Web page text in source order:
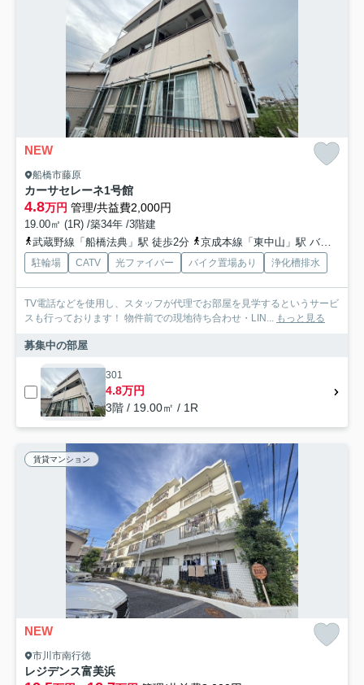
NEW
船橋市藤原
カーサセレーネ1号館
4.8万円 管理/共益費2,000円
19.00㎡ (1R) /築34年 /3階建
武蔵野線「船橋法典」駅 徒歩2分
京成本線「東中山」駅 バス6分 京成バス千葉セントラル「法典」 停歩5分
駐輪場 CATV 光ファイバー バイク置場あり 浄化槽排水
TV電話などを使用し、スタッフが代理でお部屋を見学するというサービ
スも行っております！ 物件前での現地待ち合わせ・LIN... もっと見る
募集中の部屋
301
4.8万円
3階 / 19.00㎡ / 1R
賃貸マンション
NEW
市川市南行徳
レジデンス富美浜